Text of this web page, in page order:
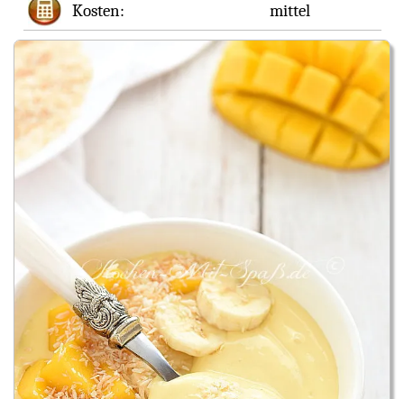
Kosten:
mittel